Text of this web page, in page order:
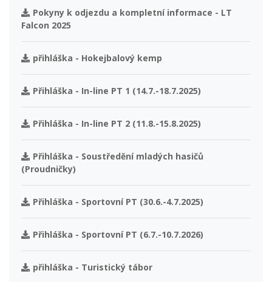
Pokyny k odjezdu a kompletní informace - LT
Falcon 2025
přihláška - Hokejbalový kemp
Přihláška - In-line PT 1 (14.7.-18.7.2025)
Přihláška - In-line PT 2 (11.8.-15.8.2025)
Přihláška - Soustředění mladých hasičů
(Proudničky)
Přihláška - Sportovní PT (30.6.-4.7.2025)
Přihláška - Sportovní PT (6.7.-10.7.2026)
přihláška - Turistický tábor